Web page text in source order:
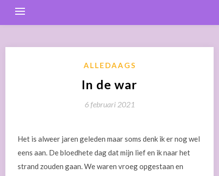
ALLEDAAGS
In de war
6 februari 2021
Het is alweer jaren geleden maar soms denk ik er nog wel
eens aan. De bloedhete dag dat mijn lief en ik naar het
strand zouden gaan. We waren vroeg opgestaan en